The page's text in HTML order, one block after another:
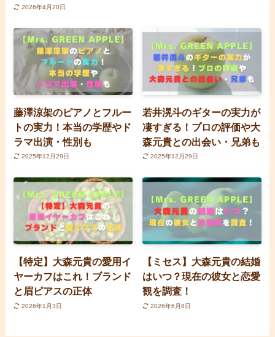
2026年4月20日
藤澤涼架のピアノとフルー
トの実力！本当の学歴やド
ラマ出演・性別も
2025年12月29日
若井滉斗のギターの実力が
凄すぎる！プロの評価や大
森元貴との出会い・兄弟も
2025年12月29日
【特定】大森元貴の愛用イ
ヤーカフはこれ！ブランド
と眉ピアスの正体
2026年1月3日
【ミセス】大森元貴の結婚
はいつ？現在の彼女と恋愛
観を調査！
2026年6月8日